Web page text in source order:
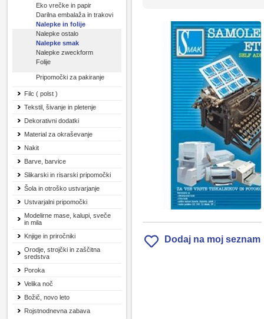
Eko vrečke in papir
Darilna embalaža in trakovi
Nalepke in folije
Nalepke ostalo
Nalepke smak
Nalepke zweckform
Folije
Pripomočki za pakiranje
Filc ( polst )
Tekstil, šivanje in pletenje
Dekorativni dodatki
Material za okraševanje
Nakit
Barve, barvice
Slikarski in risarski pripomočki
Šola in otroško ustvarjanje
Ustvarjalni pripomočki
Modelirne mase, kalupi, sveče
in mila
Knjige in priročniki
Orodje, strojčki in zaščitna
sredstva
Poroka
Velika noč
Božič, novo leto
Rojstnodnevna zabava
Dodaj na moj seznam